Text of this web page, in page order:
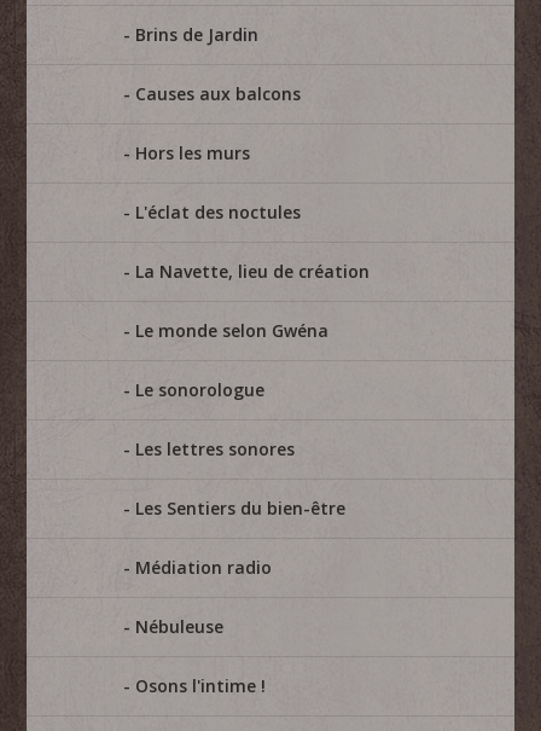
Brins de Jardin
Causes aux balcons
Hors les murs
L'éclat des noctules
La Navette, lieu de création
Le monde selon Gwéna
Le sonorologue
Les lettres sonores
Les Sentiers du bien-être
Médiation radio
Nébuleuse
Osons l'intime !